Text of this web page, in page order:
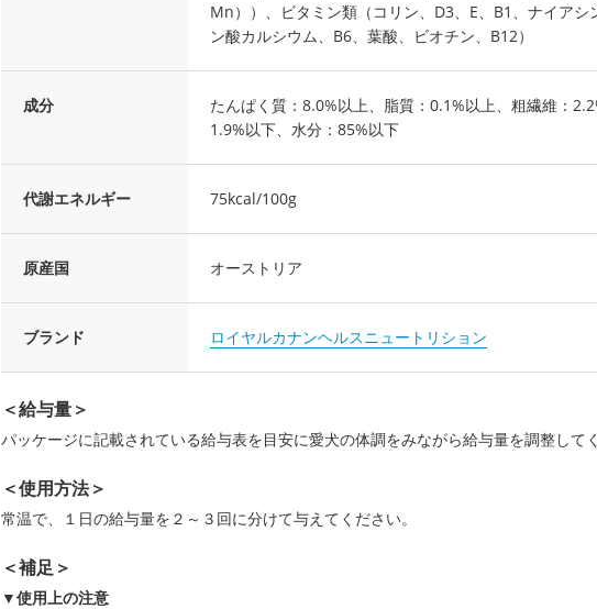
Mn））、ビタミン類（コリン、D3、E、B1、ナイアシ
ン酸カルシウム、B6、葉酸、ビオチン、B12）
成分
たんぱく質：8.0%以上、脂質：0.1%以上、粗繊維：
1.9%以下、水分：85%以下
代謝エネルギー 75kcal/100g
原産国 オーストリア
ブランド ロイヤルカナンヘルスニュートリション
＜給与量＞
パッケージに記載されている給与表を目安に愛犬の体調をみながら給与量を調整して
＜使用方法＞
常温で、１日の給与量を２～３回に分けて与えてください。
＜補足＞
▼使用上の注意